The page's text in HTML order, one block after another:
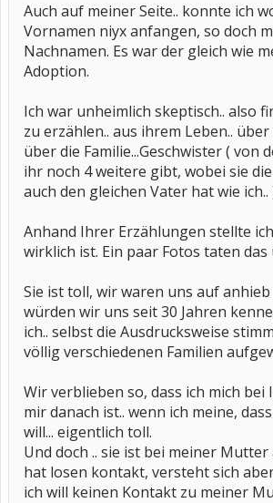
Auch auf meiner Seite.. konnte ich
Vornamen niyx anfangen, so doch
Nachnamen. Es war der gleich wie
Adoption.
Ich war unheimlich skeptisch.. also
zu erzählen.. aus ihrem Leben.. über
über die Familie...Geschwister ( von
ihr noch 4 weitere gibt, wobei sie
auch den gleichen Vater hat wie ich..
Anhand Ihrer Erzählungen stellte
wirklich ist. Ein paar Fotos taten das
Sie ist toll, wir waren uns auf
würden wir uns seit 30 Jahren
ich.. selbst die Ausdrucksweise
völlig verschiedenen Familien
Wir verblieben so, dass ich mich bei
mir danach ist.. wenn ich meine,
will... eigentlich toll.
Und doch .. sie ist bei meiner Mutter
hat losen kontakt, versteht sich
ich will keinen Kontakt zu meiner